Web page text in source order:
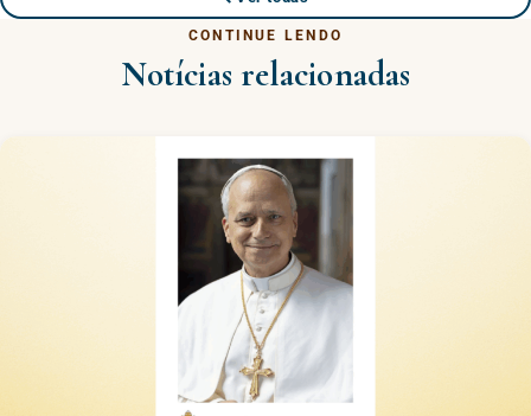
CONTINUE LENDO
Notícias relacionadas